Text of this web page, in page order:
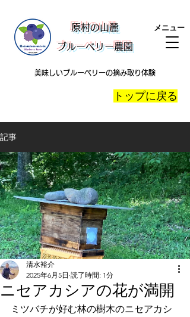
​原村の山麓
ブルーベリー農園
メニュー
美味しいブルーベリーの摘み取り体験
​トップに戻る
記事
ニセアカシアの花が満開
清水裕介
2025年6月5日 読了時間: 1分
ミツバチが好む林の樹木のニセアカシ